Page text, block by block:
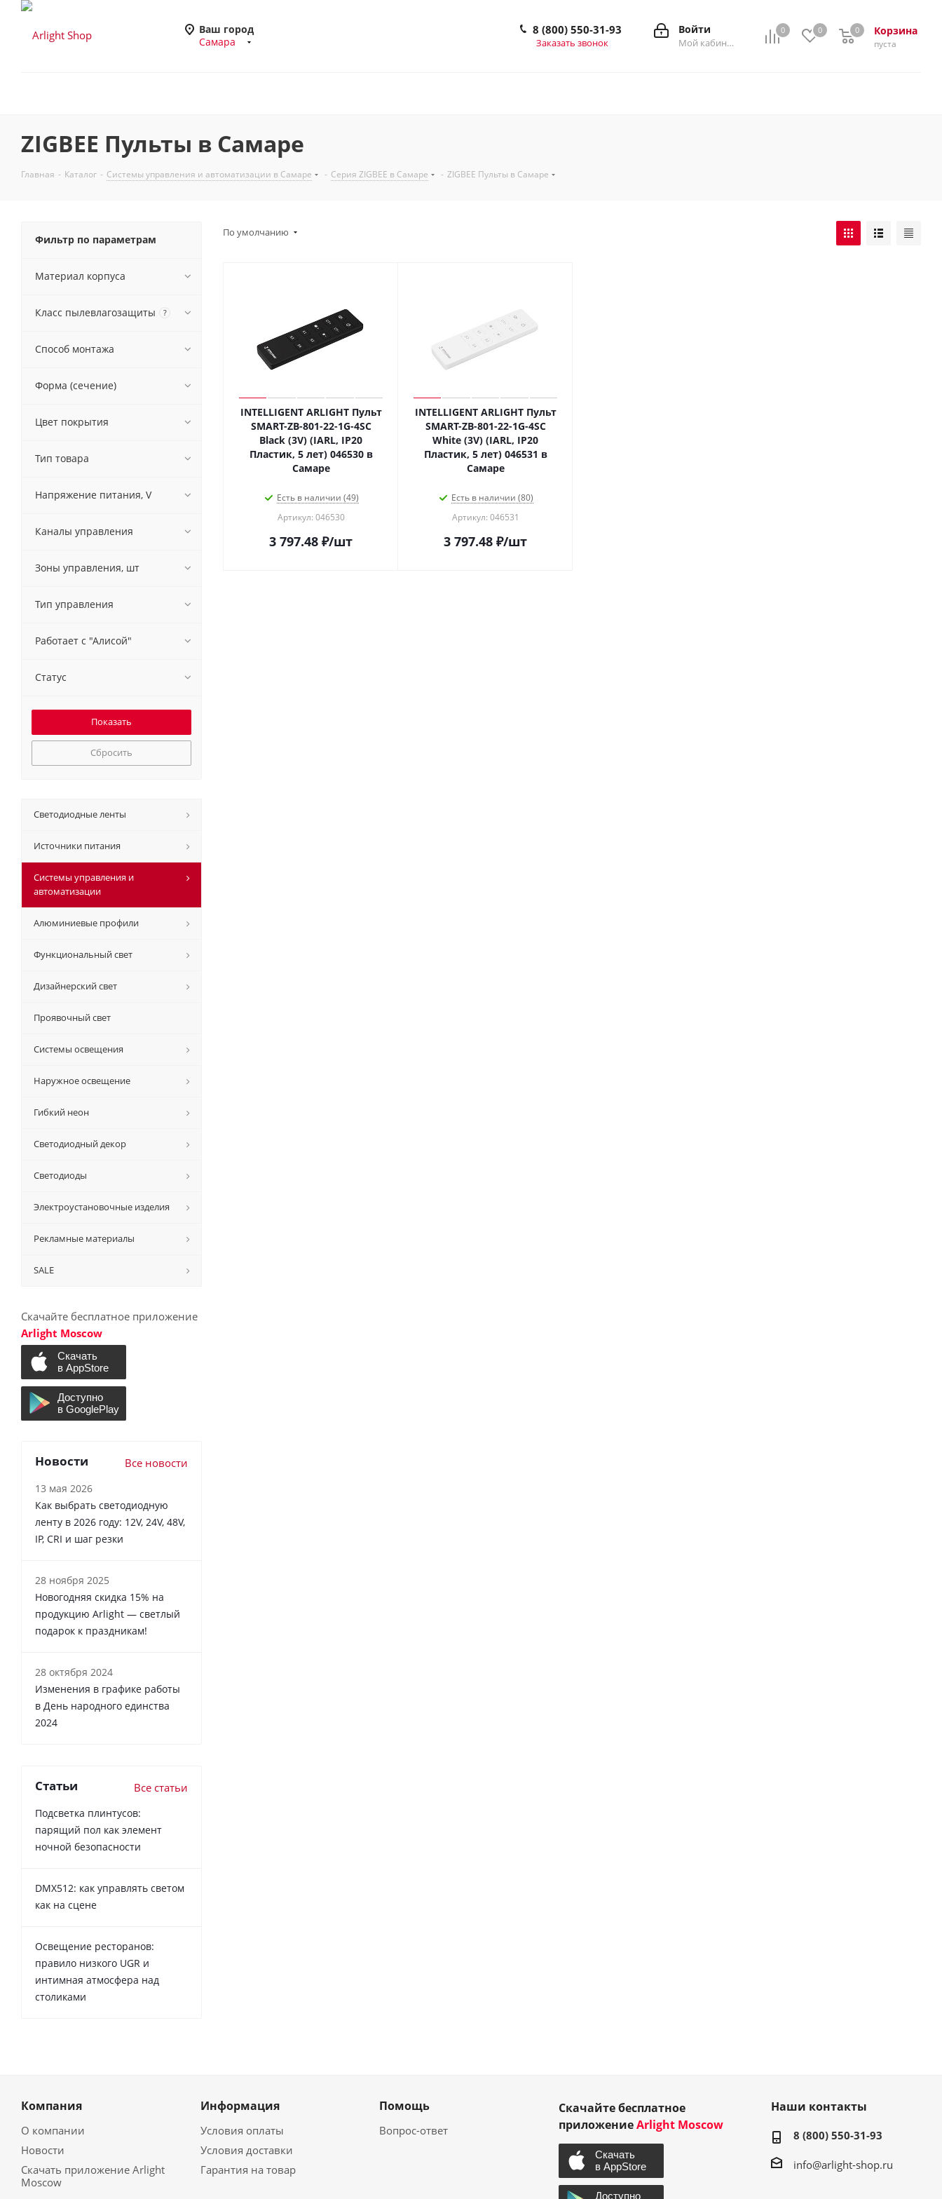
Ваш город
Самара
0 0 Корзина
0
пуста
0
Войти
Мой кабинет
8 (800) 550-31-93
Заказать звонок
ZIGBEE Пульты в Самаре
Главная - Каталог - Системы управления и автоматизации в Самаре - Серия ZIGBEE в Самаре - ZIGBEE Пульты в Самаре
По умолчанию
INTELLIGENT ARLIGHT Пульт
SMART-ZB-801-22-1G-4SC
Black (3V) (IARL, IP20
Пластик, 5 лет) 046530 в
Самаре
Есть в наличии (49)
Артикул: 046530
3 797.48 ₽/шт
INTELLIGENT ARLIGHT Пульт
SMART-ZB-801-22-1G-4SC
White (3V) (IARL, IP20
Пластик, 5 лет) 046531 в
Самаре
Есть в наличии (80)
Артикул: 046531
3 797.48 ₽/шт
Фильтр по параметрам
Материал корпуса
Класс пылевлагозащиты ?
Способ монтажа
Форма (сечение)
Цвет покрытия
Тип товара
Напряжение питания, V
Каналы управления
Зоны управления, шт
Тип управления
Работает с "Алисой"
Статус
Сбросить
Светодиодные ленты
Источники питания
Системы управления и
автоматизации
Алюминиевые профили
Функциональный свет
Дизайнерский свет
Проявочный свет
Системы освещения
Наружное освещение
Гибкий неон
Светодиодный декор
Светодиоды
Электроустановочные изделия
Рекламные материалы
SALE
Скачайте бесплатное приложение
Arlight Moscow
Новости Все новости
13 мая 2026
Как выбрать светодиодную
ленту в 2026 году: 12V, 24V, 48V,
IP, CRI и шаг резки
28 ноября 2025
Новогодняя скидка 15% на
продукцию Arlight — светлый
подарок к праздникам!
28 октября 2024
Изменения в графике работы
в День народного единства
2024
Статьи Все статьи
Подсветка плинтусов:
парящий пол как элемент
ночной безопасности
DMX512: как управлять светом
как на сцене
Освещение ресторанов:
правило низкого UGR и
интимная атмосфера над
столиками
Компания
О компании
Новости
Скачать приложение Arlight
Moscow
Информация
Условия оплаты
Условия доставки
Гарантия на товар
Помощь
Вопрос-ответ
Скачайте бесплатное
приложениеArlight Moscow
Наши контакты
8 (800) 550-31-93
info@arlight-shop.ru